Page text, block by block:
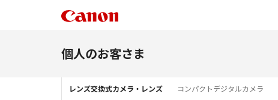
個人のお客さま
レンズ交換式カメラ・レンズ コンパクトデジタルカメラ